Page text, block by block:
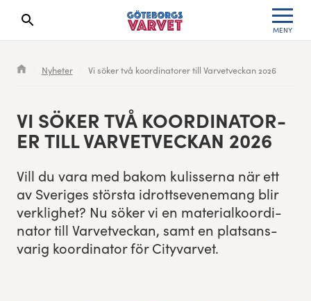
MENY
Sökresultaten dyker upp här
Nyheter Vi söker två koordinatorer till Varvetveckan 2026
VI SÖK­ER TVÅ KOOR­DI­NA­TOR­
ER TILL VARVETVECK­AN 2026
Vill du vara med bakom kulis­ser­na när ett
av Sveriges störs­ta idrott­sev­en­e­mang blir
verk­lighet? Nu sök­er vi en mate­ri­alko­or­di­
na­tor till Varvetveck­an, samt en plat­sans­
varig koor­di­na­tor för Cityvarvet.
Seedningsregler
Göteborgsvarvet Expo
Löparinspiration och träning
Cityvarvet
Lilla Varvet
Varvetmilen
Leverantörer
Partnerportal
Anmälan